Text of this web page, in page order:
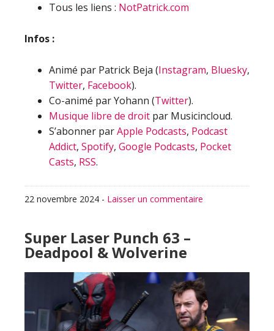
Tous les liens : NotPatrick.com
Infos :
Animé par Patrick Beja (Instagram, Bluesky,
Twitter, Facebook).
Co-animé par Yohann (Twitter).
Musique libre de droit par Musicincloud.
S’abonner parApple Podcasts, Podcast
Addict, Spotify, Google Podcasts, Pocket
Casts, RSS.
22 novembre 2024 - Laisser un commentaire
Super Laser Punch 63 –
Deadpool & Wolverine